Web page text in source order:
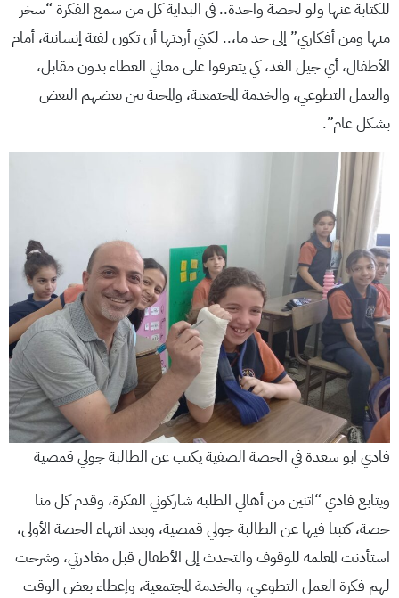
للكتابة عنها ولو لحصة واحدة.. في البداية كل من سمع الفكرة “سخر
منها ومن أفكاري” إلى حد ما،.. لكني أردتها أن تكون لفتة إنسانية، أمام
الأطفال، أي جيل الغد، كي يتعرفوا على معاني العطاء بدون مقابل،
والعمل التطوعي، والخدمة المجتمعية، والمحبة بين بعضهم البعض
بشكل عام”.
فادي ابو سعدة في الحصة الصفية يكتب عن الطالبة جولي قمصية
ويتابع فادي “اثنين من أهالي الطلبة شاركوني الفكرة، وقدم كل منا
حصة، كتبنا فيها عن الطالبة جولي قمصية، وبعد انتهاء الحصة الأولى،
استأذنت المعلمة للوقوف والتحدث إلى الأطفال قبل مغادرتي، وشرحت
لهم فكرة العمل التطوعي، والخدمة المجتمعية، وإعطاء بعض الوقت